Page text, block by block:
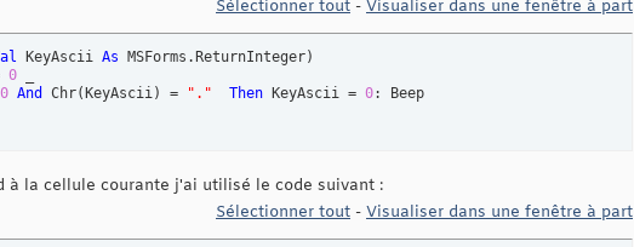
Sélectionner tout - Visualiser dans une fenêtre à part
KeyAscii As MSForms.ReturnInteger)
0
0 And Chr( KeyAscii) = "." Then KeyAscii = 0
à la cellule courante j'ai utilisé le code suivant :
Sélectionner tout - Visualiser dans une fenêtre à part